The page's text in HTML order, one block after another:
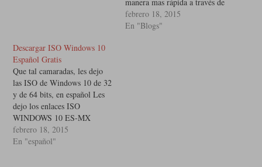
Live Writer. Les dejo el
enlace de descarga Live
febrero 18, 2015
En "Blogs"
Descargar ISO Windows 10
Español Gratis
Que tal camaradas, les dejo
las ISO de Windows 10 de 32
y de 64 bits, en español Les
dejo los enlaces ISO
WINDOWS 10 ES-MX
x64http://goo.gl/s6nFZ4 ISO
WINDOWS 10 ES-MX
febrero 18, 2015
En "español"